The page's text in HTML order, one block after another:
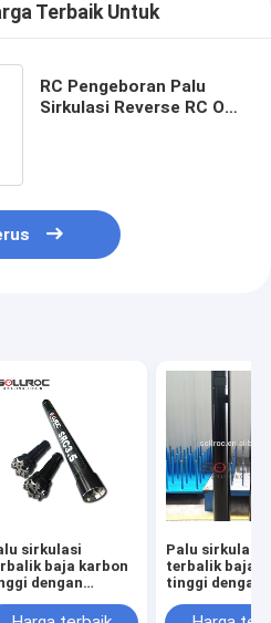
Terbaik Untuk
RC Pengeboran Palu
Sirkulasi Reverse RC OD
sirkulasi
baja karbon
dengan
Remet untuk
Palu sirkulasi
terbalik baja
tinggi dengan
tinggi dan